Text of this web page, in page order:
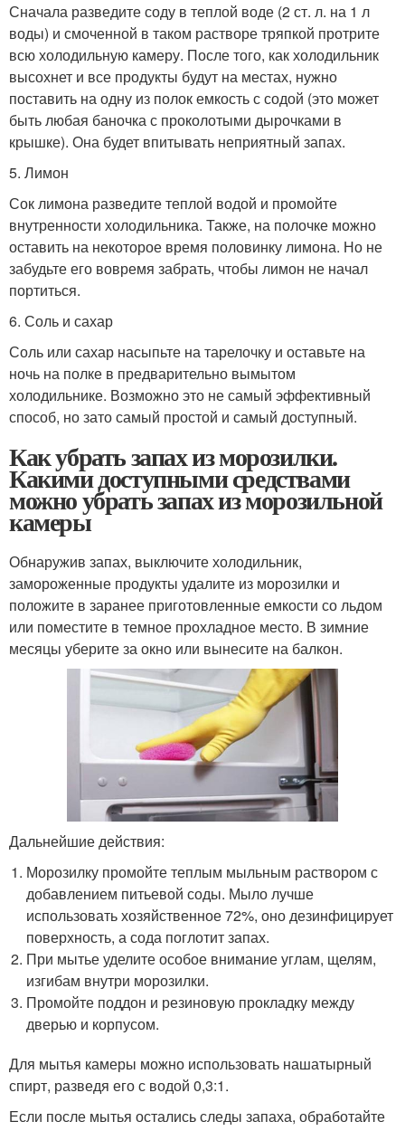
Сначала разведите соду в теплой воде (2 ст. л. на 1 л
воды) и смоченной в таком растворе тряпкой протрите
всю холодильную камеру. После того, как холодильник
высохнет и все продукты будут на местах, нужно
поставить на одну из полок емкость с содой (это может
быть любая баночка с проколотыми дырочками в
крышке). Она будет впитывать неприятный запах.
5. Лимон
Сок лимона разведите теплой водой и промойте
внутренности холодильника. Также, на полочке можно
оставить на некоторое время половинку лимона. Но не
забудьте его вовремя забрать, чтобы лимон не начал
портиться.
6. Соль и сахар
Соль или сахар насыпьте на тарелочку и оставьте на
ночь на полке в предварительно вымытом
холодильнике. Возможно это не самый эффективный
способ, но зато самый простой и самый доступный.
Как убрать запах из морозилки.
Какими доступными средствами
можно убрать запах из морозильной
камеры
Обнаружив запах, выключите холодильник,
замороженные продукты удалите из морозилки и
положите в заранее приготовленные емкости со льдом
или поместите в темное прохладное место. В зимние
месяцы уберите за окно или вынесите на балкон.
Дальнейшие действия:
Морозилку промойте теплым мыльным раствором с
добавлением питьевой соды. Мыло лучше
использовать хозяйственное 72%, оно дезинфицирует
поверхность, а сода поглотит запах.
При мытье уделите особое внимание углам, щелям,
изгибам внутри морозилки.
Промойте поддон и резиновую прокладку между
дверью и корпусом.
Для мытья камеры можно использовать нашатырный
спирт, разведя его с водой 0,3:1.
Если после мытья остались следы запаха, обработайте